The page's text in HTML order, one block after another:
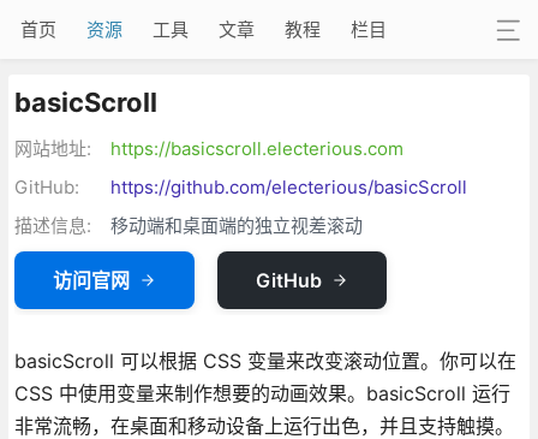
首页 资源 工具 文章 教程 栏目
basicScroll
网站地址:
https://basicscroll.electerious.com
GitHub:
https://github.com/electerious/basicScroll
描述信息:
移动端和桌面端的独立视差滚动
访问官网 GitHub
basicScroll 可以根据 CSS 变量来改变滚动位置。你可以在
CSS 中使用变量来制作想要的动画效果。basicScroll 运行
非常流畅，在桌面和移动设备上运行出色，并且支持触摸。